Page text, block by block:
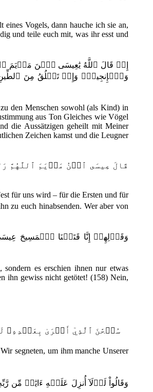
Vogels, dann hauche ich sie an,
und teile euch mit, was ihr esst und
إِذۡ قَالَ ٱللَّهُ يَٰعِيسَى ٱبۡنَ
وَٱلۡإِنجِيلَۖ وَإِذۡ تَخۡلُقُ مِنَ
den Menschen sowohl (als Kind) in
aus Ton Gleiches wie Vögel
die Aussätzigen geheilt mit Meiner
Zeichen kamst und die Leugner
für uns wird – für die Ersten und für
zu euch hinabsenden. Wer aber von
وَقَوۡلِهِمۡ إِنَّا قَتَلۡنَا ٱلۡمَسِيحَ
es erschien ihnen nur etwas
ihn gewiss nicht getötet! (158) Nein,
سُبۡحَٰنَ ٱلَّذِيٓ أَسۡرَىٰ بِعَبۡدِهِۦ
segneten, um ihm manche Unserer